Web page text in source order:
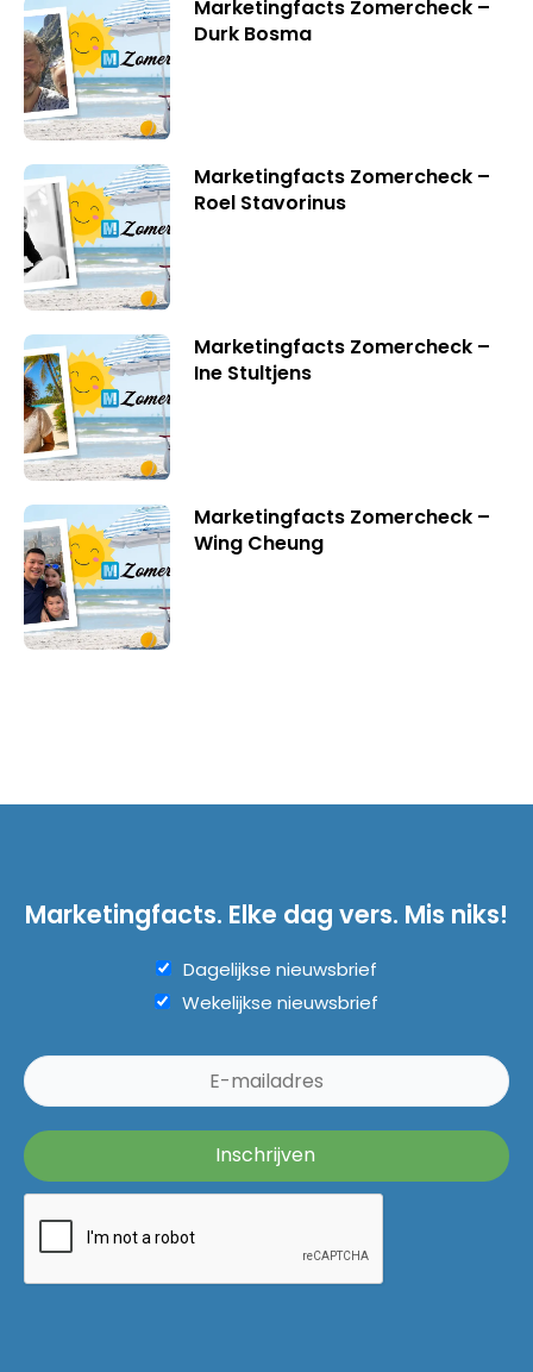
Marketingfacts Zomercheck –
Durk Bosma
Marketingfacts Zomercheck –
Roel Stavorinus
Marketingfacts Zomercheck –
Ine Stultjens
Marketingfacts Zomercheck –
Wing Cheung
Marketingfacts. Elke dag vers. Mis niks!
Dagelijkse nieuwsbrief
Wekelijkse nieuwsbrief